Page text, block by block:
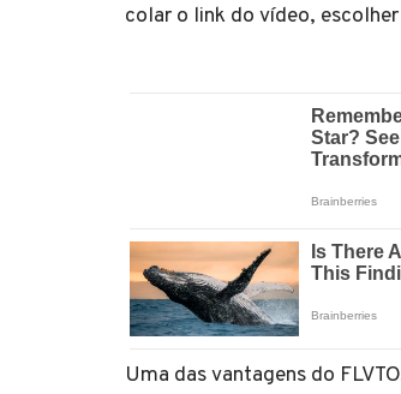
colar o link do vídeo,
Uma das vantagens do